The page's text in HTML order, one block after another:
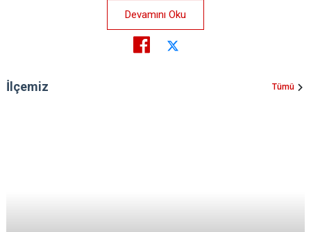
Devamını Oku
İlçemiz Tümü